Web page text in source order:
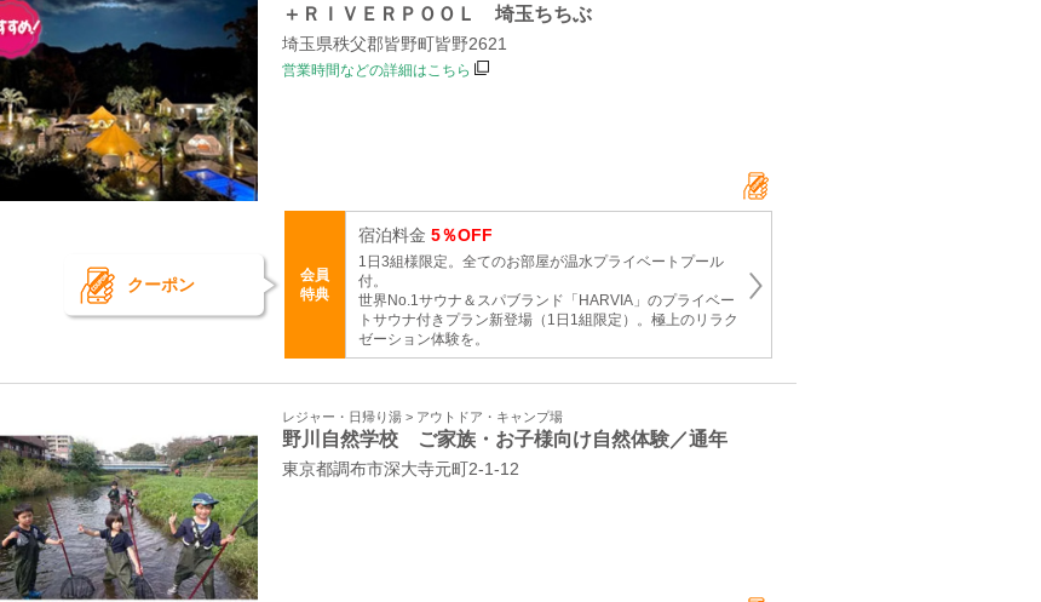
＋ＲＩＶＥＲＰＯＯＬ 埼玉ちちぶ
埼玉県秩父郡皆野町皆野2621
営業時間などの詳細はこちら
クーポン
会員
特典
宿泊料金 5％OFF
1日3組様限定。全てのお部屋が温水プライベートプール
付。
世界No.1サウナ＆スパブランド「HARVIA」のプライベー
トサウナ付きプラン新登場（1日1組限定）。極上のリラク
ゼーション体験を。
レジャー・日帰り湯 > アウトドア・キャンプ場
野川自然学校 ご家族・お子様向け自然体験／通年
東京都調布市深大寺元町2-1-12